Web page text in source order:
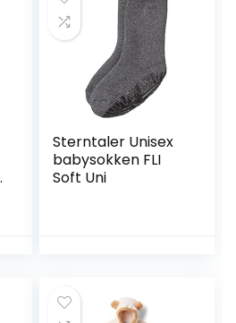
Sterntaler Unisex
babysokken FLI
Soft Uni